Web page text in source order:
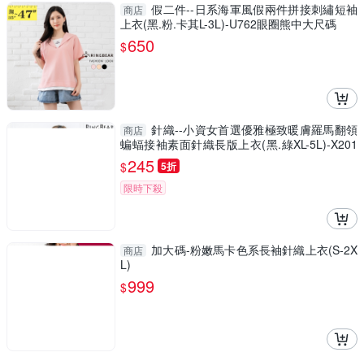
商店 假二件--日系海軍風假兩件拼接刺繡短袖
上衣(黑.粉.卡其L-3L)-U762眼圈熊中大尺碼
$650
商店 針織--小資女首選優雅極致暖膚羅馬翻領
蝙蝠接袖素面針織長版上衣(黑.綠XL-5L)-X201
眼圈熊中大尺碼
$245 5折
限時下殺
商店
加大碼-粉嫩馬卡色系長袖針織上衣(S-2X
L)
$999